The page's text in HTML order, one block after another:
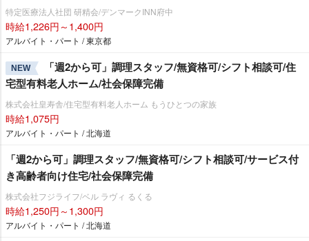
特定医療法人社団 研精会/デンマークINN府中
時給1,226円～1,400円
アルバイト・パート / 東京都
NEW
「週2から可」調理スタッフ/無資格可/シフト相談可/住
宅型有料老人ホーム/社会保障完備
株式会社皇寿舎/住宅型有料老人ホーム もうひとつの家族
時給1,075円
アルバイト・パート / 北海道
「週2から可」調理スタッフ/無資格可/シフト相談可/サービス付
き高齢者向け住宅/社会保障完備
株式会社フジライフ/ベル ラヴィ るくる
時給1,250円～1,300円
アルバイト・パート / 北海道